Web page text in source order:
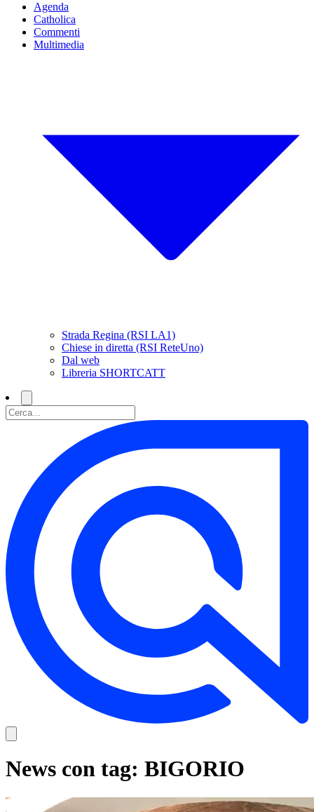
Agenda
Catholica
Commenti
Multimedia
Strada Regina (RSI LA1)
Chiese in diretta (RSI ReteUno)
Dal web
Libreria SHORTCATT
News con tag: BIGORIO